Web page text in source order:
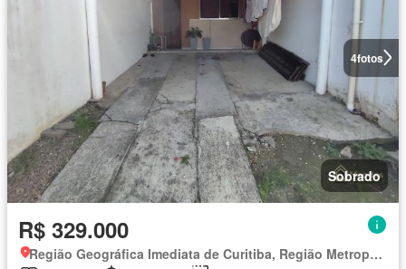
4fotos
Sobrado
R$ 329.000
Região Geográfica Imediata de Curitiba, Região Metropolitana de Curitiba